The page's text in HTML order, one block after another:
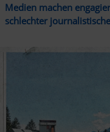
Medien machen
schlechter